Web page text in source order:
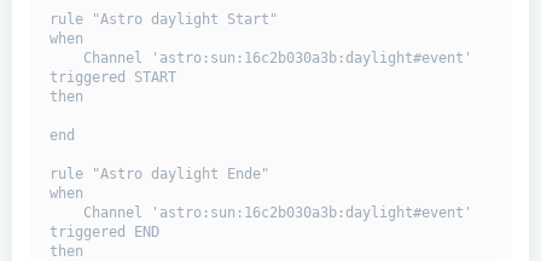
rule "Astro daylight Start"
when
triggered START
then
end
rule "Astro daylight Ende"
when
triggered END
then